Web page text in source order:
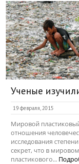
Ученые
19 февраля, 2015
Мировой
отношения
исследования
секрет, что в
пластикового...